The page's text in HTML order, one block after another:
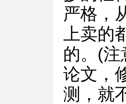
严格，
上卖
的。(注
论文，
测，就